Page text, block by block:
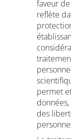
faveur
reflète
permet
des